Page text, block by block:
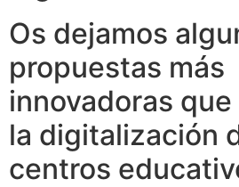
Os dejamos
propuestas más
innovadoras
la digitalización
centros